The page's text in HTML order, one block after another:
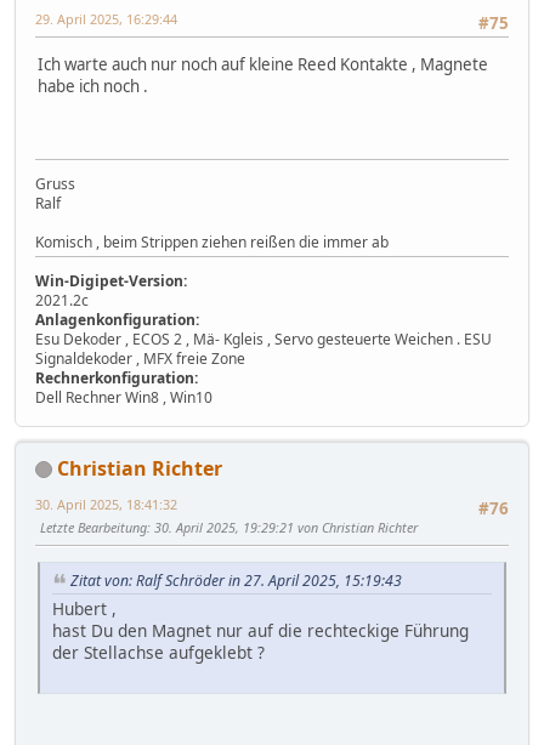
#75
29. April 2025, 16:29:44
Ich warte auch nur noch auf kleine Reed Kontakte , Magnete
habe ich noch .
Gruss
Ralf
Komisch , beim Strippen ziehen reißen die immer ab
Win-Digipet-Version:
2021.2c
Anlagenkonfiguration:
Esu Dekoder , ECOS 2 , Mä- Kgleis , Servo gesteuerte Weichen . ESU
Signaldekoder , MFX freie Zone
Rechnerkonfiguration:
Dell Rechner Win8 , Win10
Christian Richter
#76
30. April 2025, 18:41:32
Letzte Bearbeitung: 30. April 2025, 19:29:21 von Christian Richter
Zitat von: Ralf Schröder in 27. April 2025, 15:19:43
Hubert ,
hast Du den Magnet nur auf die rechteckige Führung
der Stellachse aufgeklebt ?